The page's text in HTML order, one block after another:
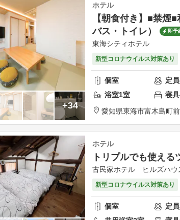
+34
ホテル
【朝食付き】■禁煙
バス・トイレ）
即予
東海シティホテル
新型コロナウイルス対策あり
個室 定員
浴室1室 寝具
愛知県東海市富木島町
ホテル
トリプルでも使える
古民家ホテル ヒルズハウ
新型コロナウイルス対策あり
個室 定員